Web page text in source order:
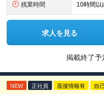
残業時間 10時間以
求人を見る
掲載終了予
NEW 正社員 面接情報有 自